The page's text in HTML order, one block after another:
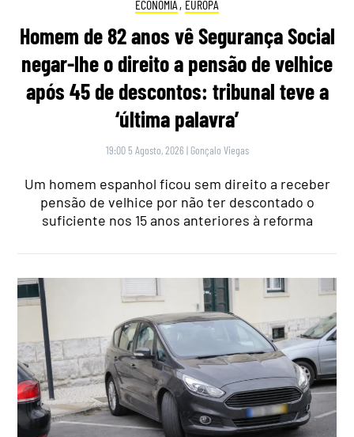
ECONOMIA , EUROPA
Homem de 82 anos vê Segurança Social
negar-lhe o direito a pensão de velhice
após 45 de descontos: tribunal teve a
‘última palavra’
19:00 5 Agosto, 2026 | Gonçalo Viegas
Um homem espanhol ficou sem direito a receber
pensão de velhice por não ter descontado o
suficiente nos 15 anos anteriores à reforma